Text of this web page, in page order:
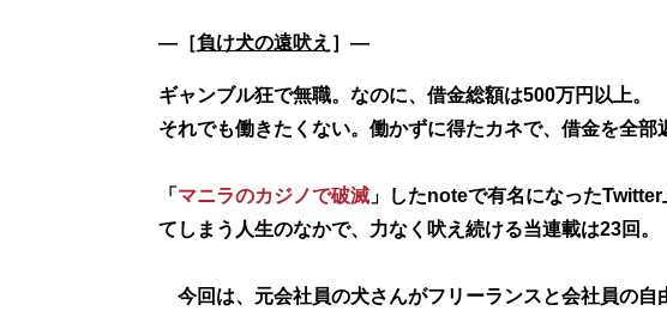
―［負け犬の遠吠え ］―
ギャンブル狂で無職。なのに、借金総額は500万円以上。
それでも働きたくない。働かずに得たカネで、借金を全
「 マニラのカジノで破滅」したnoteで有名になった
てしまう人生のなかで、力なく吠え続ける当連載は23回。
今回は、元会社員の犬さんがフリーランスと会社員の自